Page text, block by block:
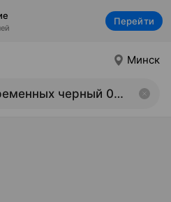
Перейти
Минск